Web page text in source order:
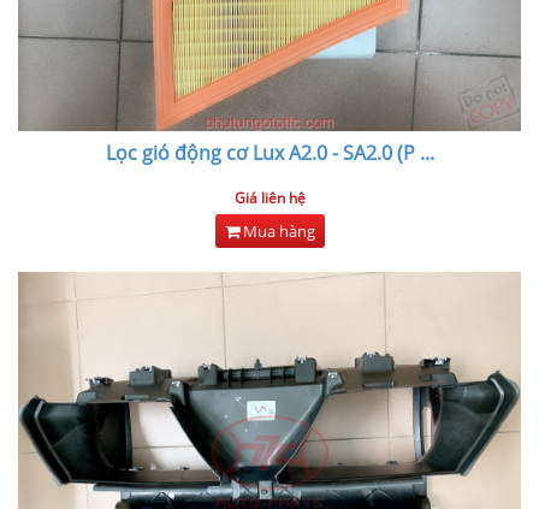
Lọc gió động cơ Lux A2.0 - SA2.0 (P...
Giá liên hệ
Mua hàng